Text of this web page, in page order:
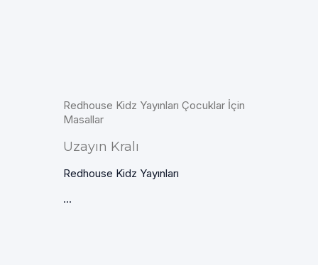
Redhouse Kidz Yayınları Çocuklar İçin
Masallar
Uzayın Kralı
Redhouse Kidz Yayınları
...